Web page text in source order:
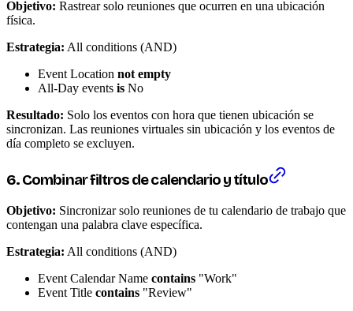
Objetivo: Rastrear solo reuniones que ocurren en una ubicación
física.
Estrategia: All conditions (AND)
Event Location not empty
All-Day events is No
Resultado: Solo los eventos con hora que tienen ubicación se
sincronizan. Las reuniones virtuales sin ubicación y los eventos de
día completo se excluyen.
6. Combinar filtros de calendario y título
Objetivo: Sincronizar solo reuniones de tu calendario de trabajo que
contengan una palabra clave específica.
Estrategia: All conditions (AND)
Event Calendar Name contains "Work"
Event Title contains "Review"